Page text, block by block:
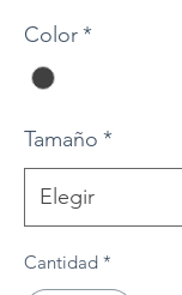
Color*
Tamaño *
Cantidad *